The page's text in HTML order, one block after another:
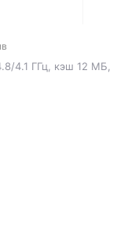
4.1 ГГц, кэш 12 МБ,